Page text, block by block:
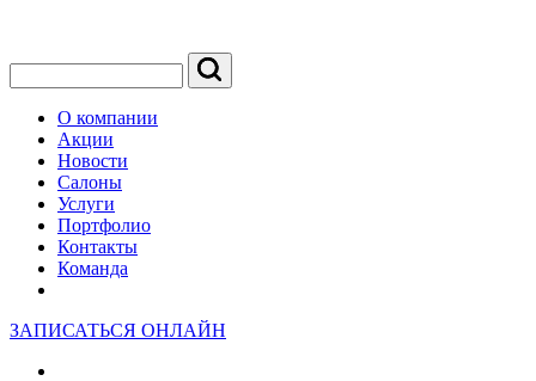
О компании
Акции
Новости
Салоны
Услуги
Портфолио
Контакты
Команда
ЗАПИСАТЬСЯ ОНЛАЙН